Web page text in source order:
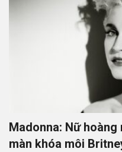
Madonna: Nữ
màn khóa môi